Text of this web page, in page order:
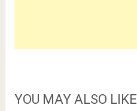
YOU MAY ALSO LIKE